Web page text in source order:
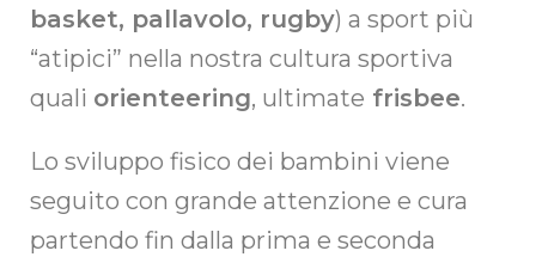
basket, pallavolo, rugby) a sport più
“atipici” nella nostra cultura sportiva
quali orienteering, ultimate frisbee.
Lo sviluppo fisico dei bambini viene
seguito con grande attenzione e cura
partendo fin dalla prima e seconda